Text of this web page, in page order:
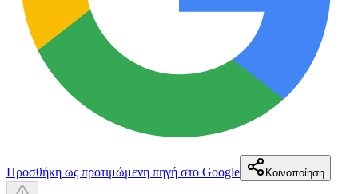
Προσθήκη ως προτιμώμενη πηγή στο Google Κοινοποίηση